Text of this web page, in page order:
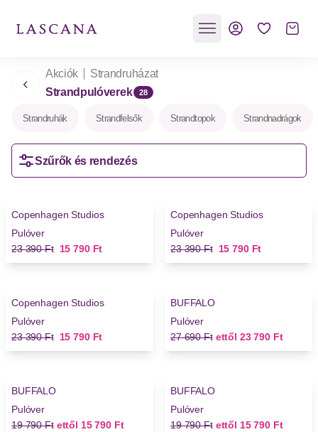
Akciók
Strandruházat
Strandpulóverek
28
Strandruhák Strandfelsők Strandtopok Strandnadrágok
Szűrők és rendezés
Copenhagen Studios
Pulóver
Régi ár
23 390 Ft Új ár
15 790 Ft
Copenhagen Studios
Pulóver
Régi ár
23 390 Ft Új ár
15 790 Ft
Copenhagen Studios
Pulóver
Régi ár
23 390 Ft Új ár
15 790 Ft
BUFFALO
Pulóver
Régi ár
27 690 Ft ettől Új ár
23 790 Ft
BUFFALO
Pulóver
Régi ár
19 790 Ft ettől Új ár
15 790 Ft
BUFFALO
Pulóver
Régi ár
19 790 Ft ettől Új ár
15 790 Ft